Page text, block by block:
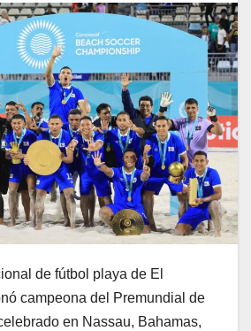
de fútbol playa de El
campeona del Premundial de
en Nassau, Bahamas,